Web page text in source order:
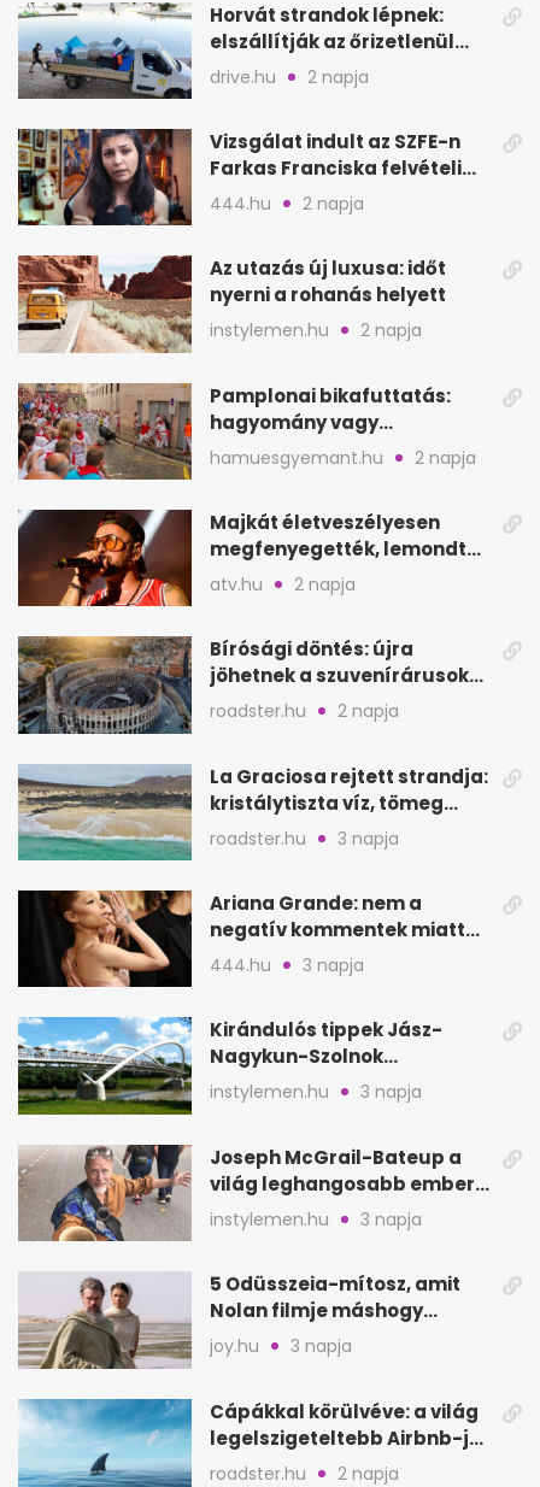
Horvát strandok lépnek:
elszállítják az őrizetlenül
hagyott törölközőket
drive.hu 2 napja
Vizsgálat indult az SZFE-n
Farkas Franciska felvételi
videója után
444.hu 2 napja
Az utazás új luxusa: időt
nyerni a rohanás helyett
instylemen.hu 2 napja
Pamplonai bikafuttatás:
hagyomány vagy
értelmetlen vérontás?
hamuesgyemant.hu 2 napja
Majkát életveszélyesen
megfenyegették, lemondta
a sepsiszentgyörgyi
atv.hu 2 napja
Bírósági döntés: újra
jöhetnek a szuvenírárusok
Európa ikonikus helyére
roadster.hu 2 napja
La Graciosa rejtett strandja:
kristálytiszta víz, tömeg
nélkül
roadster.hu 3 napja
Ariana Grande: nem a
negatív kommentek miatt
vonul vissza
444.hu 3 napja
Kirándulós tippek Jász-
Nagykun-Szolnok
megyében: 6 kihagyhatatlan
hely
instylemen.hu 3 napja
Joseph McGrail-Bateup a
világ leghangosabb embere
lett Ausztráliából
instylemen.hu 3 napja
5 Odüsszeia-mítosz, amit
Nolan filmje máshogy
mutat, mint Homérosz
joy.hu 3 napja
Cápákkal körülvéve: a világ
legelszigeteltebb Airbnb-je
a nyílt tengeren
roadster.hu 2 napja